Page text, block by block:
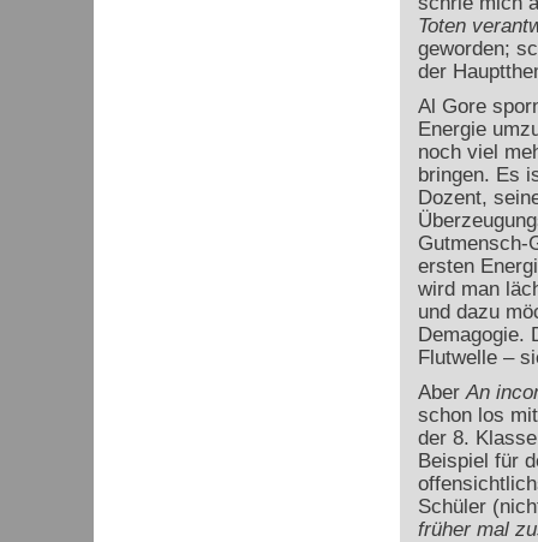
Toten
geworden;
der
Al Gore
Energie
noch viel
bringen. Es
Dozent,
Gutmensch-
ersten
wird man
und dazu
Demagogie.
Flutwelle –
AberAn
schon los
der 8.
Beispiel für
Schüler
früher mal